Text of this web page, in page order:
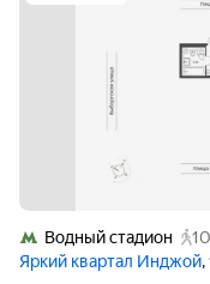
Водный стадион
Яркий квартал Инджой,